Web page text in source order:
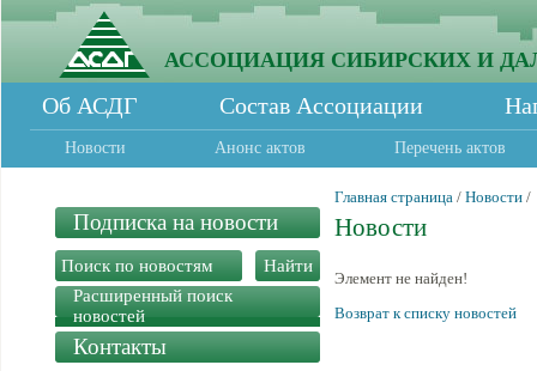
АССОЦИАЦИЯ СИБИРСКИХ И
Об АСДГ Состав Ассоциации
Новости Анонс актов Перечень актов
Подписка на новости
Расширенный поиск
новостей
Контакты
Главная страница / Новости /
Новости
Элемент не найден!
Возврат к списку новостей